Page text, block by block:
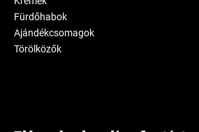
Fürdőhabok
Ajándékcsomagok
Törölközők